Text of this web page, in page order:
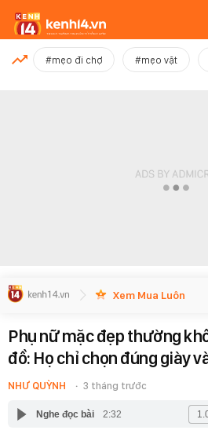
MỚI NHẤT
#mẹo đi chợ #mẹo vặt
Xem Mua Luôn
Phụ nữ mặc đẹp thường
đồ: Họ chỉ chọn đúng giày
NHƯ QUỲNH 3 tháng trước
Nghe đọc bài 2:32